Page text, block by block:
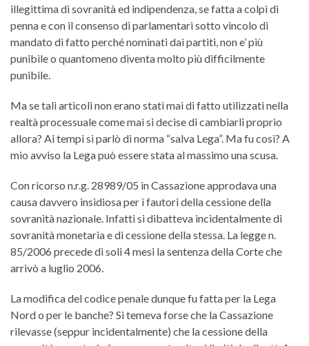
illegittima di sovranità ed indipendenza, se fatta a colpi di
penna e con il consenso di parlamentari sotto vincolo di
mandato di fatto perché nominati dai partiti, non e’ più
punibile o quantomeno diventa molto più difficilmente
punibile.
Ma se tali articoli non erano stati mai di fatto utilizzati nella
realtà processuale come mai si decise di cambiarli proprio
allora? Ai tempi si parlò di norma “salva Lega”. Ma fu così? A
mio avviso la Lega può essere stata al massimo una scusa.
Con ricorso n.r.g. 28989/05 in Cassazione approdava una
causa davvero insidiosa per i fautori della cessione della
sovranità nazionale. Infatti si dibatteva incidentalmente di
sovranità monetaria e di cessione della stessa. La legge n.
85/2006 precede di soli 4 mesi la sentenza della Corte che
arrivò a luglio 2006.
La modifica del codice penale dunque fu fatta per la Lega
Nord o per le banche? Si temeva forse che la Cassazione
rilevasse (seppur incidentalmente) che la cessione della